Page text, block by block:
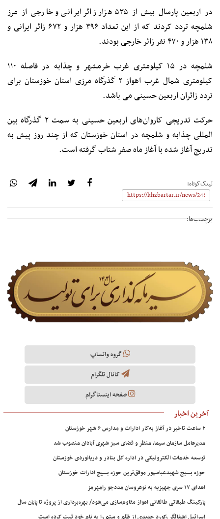
در اربعین پارسال بیش از ۵۳۵ هزار زائر ایرانی و خارجی از مرز
شلمچه تردد کردند که از این تعداد ۳۹۶ هزار و ۶۷۲ زائر ایرانی و
۱۳۸ هزار و ۴۷۰ نفر زائر خارجی بودند.
شلمچه در ۱۵ کیلومتری غرب خرمشهر و چذابه در فاصله ۱۱۰
کیلومتری شمال غرب اهواز ۲ گذرگاه مرزی استان خوزستان برای
تردد زائران اربعین حسینی می باشد.
حرکت تدریجی کاروان‌های اربعین حسینی به سمت ۲ گذرگاه بین
المللی چذابه و شلمچه در استان خوزستان که از چند روز پیش به
تدریج آغاز شده با آغاز ماه صفر شتاب گرفته است.
لینک‌کوتاه:
برچسب‌ها:
گروه واتساپ
کانال تلگرام
صفحه اینستاگرام
آخرین اخبار
۲ ساعت تاخیر در آغاز به‌کار ادارات و مدارس ۶ شهر خوزستان
مدیرعامل سازمان سیما، منظر و فضای سبز شهری آبادان منصوب شد
توسعه خدمات الکترونیکی در اداره کل بنادر و دریانوردی خوزستان
حوزه بسیج شهیدعباسپور موفق‌ترین حوزه بسیج ادارات خوزستان
اهدای ۱۷ سری جهیزیه به نوعروسان مددجو رامهرمز
پارکینگ طبقاتی طالقانی اهواز مقاوم‌سازی می‌شود/ بهره‌برداری از پروژه تا پایان سال
اسرائیل اشغالگر رکورد جدیدی از ظلم و ستم را به نام خود ثبت کرده است